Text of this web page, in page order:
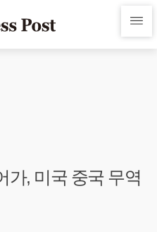
가, 미국 중국 무역